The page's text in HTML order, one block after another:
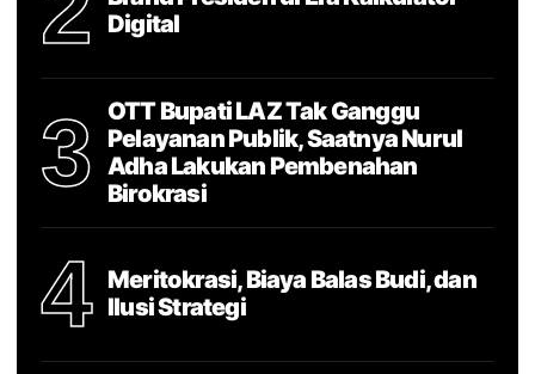
Digital
3
OTT Bupati LAZ Tak Ganggu
Pelayanan Publik, Saatnya Nurul
Adha Lakukan Pembenahan
Birokrasi
4
Meritokrasi, Biaya Balas Budi, dan
Ilusi Strategi